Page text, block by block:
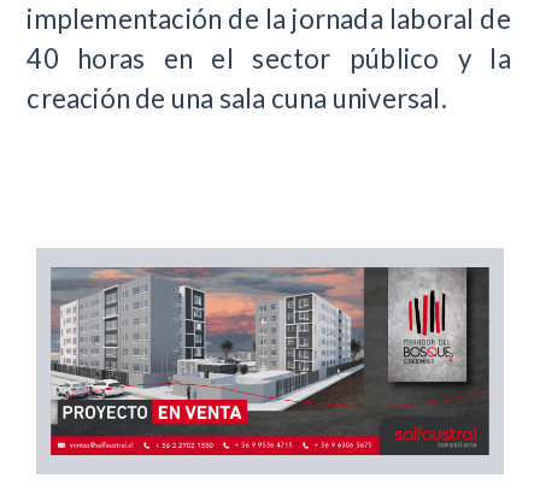
implementación de la jornada laboral de
40 horas en el sector público y la
creación de una sala cuna universal.